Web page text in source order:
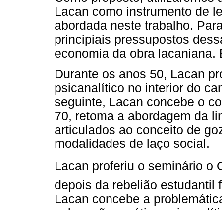
Lacan como instrumento de
abordada neste trabalho.
principiais pressupostos
economia da obra lacaniana.
Durante os anos 50, Lacan
psicanalítico no interior do
seguinte, Lacan concebe o
70, retoma a abordagem da
articulados ao conceito de
modalidades de laço social.
Lacan proferiu o seminário o
depois da rebelião estudantil
Lacan concebe a